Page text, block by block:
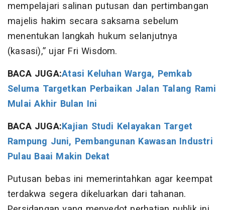
mempelajari salinan putusan dan pertimbangan
majelis hakim secara saksama sebelum
menentukan langkah hukum selanjutnya
(kasasi),” ujar Fri Wisdom.
BACA JUGA:Atasi Keluhan Warga, Pemkab
Seluma Targetkan Perbaikan Jalan Talang Rami
Mulai Akhir Bulan Ini
BACA JUGA:Kajian Studi Kelayakan Target
Rampung Juni, Pembangunan Kawasan Industri
Pulau Baai Makin Dekat
Putusan bebas ini memerintahkan agar keempat
terdakwa segera dikeluarkan dari tahanan.